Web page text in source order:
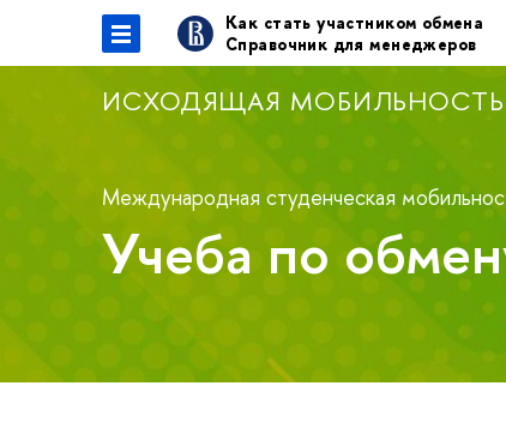
Как стать участником обмена
Справочник для менеджеров
ИСХОДЯЩАЯ МОБИЛЬНОСТЬ
Международная студенческая
Учеба по